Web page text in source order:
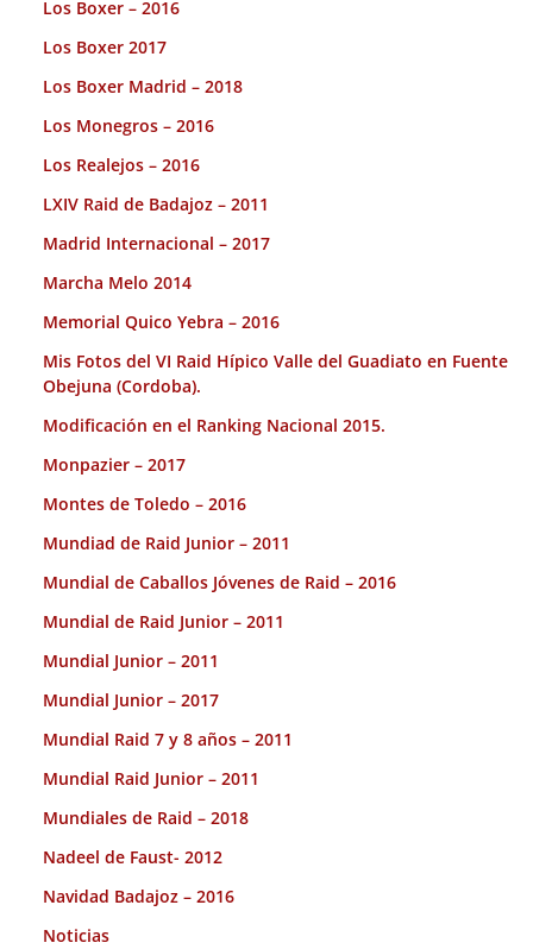
Los Boxer – 2016
Los Boxer 2017
Los Boxer Madrid – 2018
Los Monegros – 2016
Los Realejos – 2016
LXIV Raid de Badajoz – 2011
Madrid Internacional – 2017
Marcha Melo 2014
Memorial Quico Yebra – 2016
Mis Fotos del VI Raid Hípico Valle del Guadiato en Fuente
Obejuna (Cordoba).
Modificación en el Ranking Nacional 2015.
Monpazier – 2017
Montes de Toledo – 2016
Mundiad de Raid Junior – 2011
Mundial de Caballos Jóvenes de Raid – 2016
Mundial de Raid Junior – 2011
Mundial Junior – 2011
Mundial Junior – 2017
Mundial Raid 7 y 8 años – 2011
Mundial Raid Junior – 2011
Mundiales de Raid – 2018
Nadeel de Faust- 2012
Navidad Badajoz – 2016
Noticias